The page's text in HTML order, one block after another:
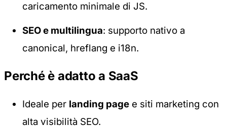
caricamento minimale di JS.
SEO e multilingua: supporto nativo a
canonical, hreflang e i18n.
Perché è adatto a SaaS
Ideale per landing page e siti marketing con
alta visibilità SEO.